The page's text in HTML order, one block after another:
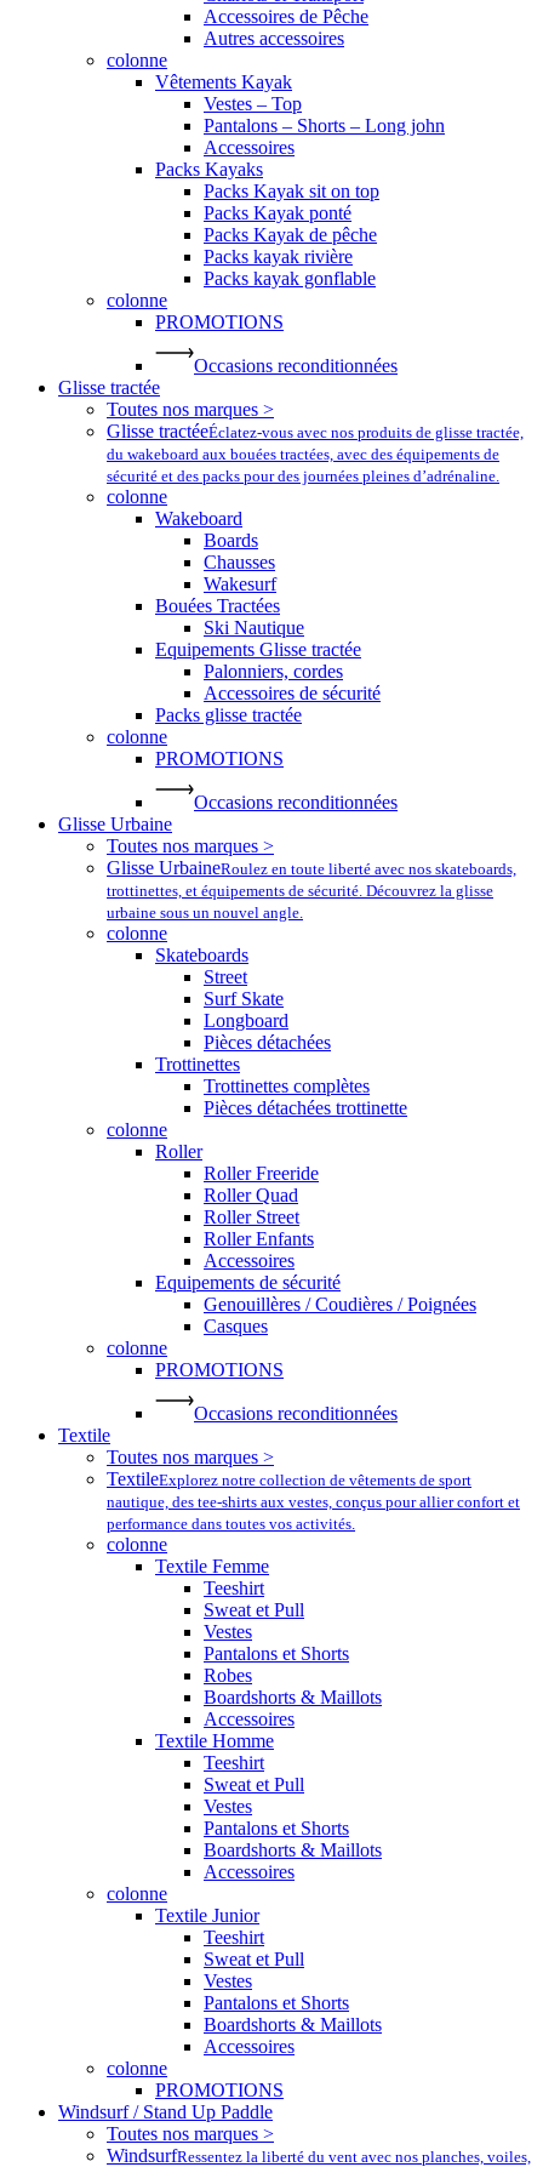
Accessoires de Pêche
Autres accessoires
colonne
Vêtements Kayak
Vestes – Top
Pantalons – Shorts – Long john
Accessoires
Packs Kayaks
Packs Kayak sit on top
Packs Kayak ponté
Packs Kayak de pêche
Packs kayak rivière
Packs kayak gonflable
colonne
PROMOTIONS
Occasions reconditionnées
Glisse tractée
Toutes nos marques >
Glisse tractéeÉclatez-vous avec nos produits de glisse tractée,
du wakeboard aux bouées tractées, avec des équipements de
sécurité et des packs pour des journées pleines d’adrénaline.
colonne
Wakeboard
Boards
Chausses
Wakesurf
Bouées Tractées
Ski Nautique
Equipements Glisse tractée
Palonniers, cordes
Accessoires de sécurité
Packs glisse tractée
colonne
PROMOTIONS
Occasions reconditionnées
Glisse Urbaine
Toutes nos marques >
Glisse UrbaineRoulez en toute liberté avec nos skateboards,
trottinettes, et équipements de sécurité. Découvrez la glisse
urbaine sous un nouvel angle.
colonne
Skateboards
Street
Surf Skate
Longboard
Pièces détachées
Trottinettes
Trottinettes complètes
Pièces détachées trottinette
colonne
Roller
Roller Freeride
Roller Quad
Roller Street
Roller Enfants
Accessoires
Equipements de sécurité
Genouillères / Coudières / Poignées
Casques
colonne
PROMOTIONS
Occasions reconditionnées
Textile
Toutes nos marques >
TextileExplorez notre collection de vêtements de sport
nautique, des tee-shirts aux vestes, conçus pour allier confort et
performance dans toutes vos activités.
colonne
Textile Femme
Teeshirt
Sweat et Pull
Vestes
Pantalons et Shorts
Robes
Boardshorts & Maillots
Accessoires
Textile Homme
Teeshirt
Sweat et Pull
Vestes
Pantalons et Shorts
Boardshorts & Maillots
Accessoires
colonne
Textile Junior
Teeshirt
Sweat et Pull
Vestes
Pantalons et Shorts
Boardshorts & Maillots
Accessoires
colonne
PROMOTIONS
Windsurf / Stand Up Paddle
Toutes nos marques >
WindsurfRessentez la liberté du vent avec nos planches, voiles,